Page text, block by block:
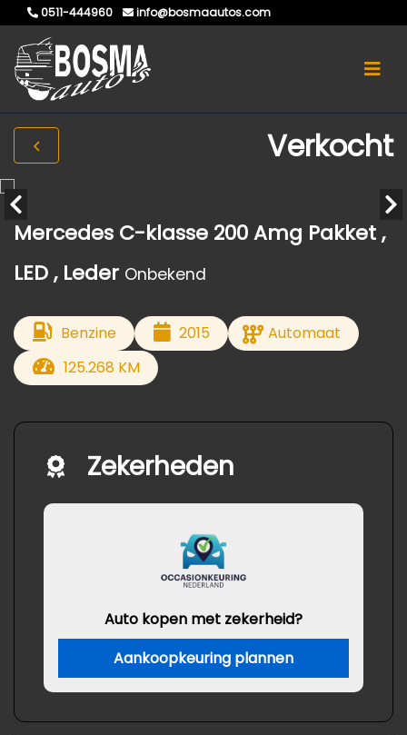
0511-444960 info@bosmaautos.com
Verkocht
Mercedes C-klasse 200 Amg Pakket ,
LED , Leder Onbekend
Benzine 2015
Automaat
125.268 KM
Zekerheden
Auto kopen met zekerheid?
Aankoopkeuring plannen